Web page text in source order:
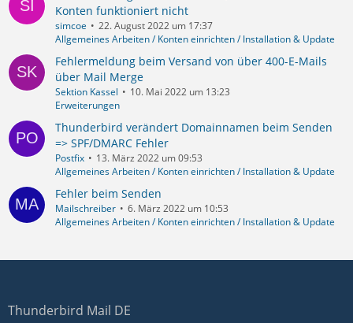
Konten funktioniert nicht
simcoe
22. August 2022 um 17:37
Allgemeines Arbeiten / Konten einrichten / Installation & Update
Fehlermeldung beim Versand von über 400-E-Mails
über Mail Merge
Sektion Kassel
10. Mai 2022 um 13:23
Erweiterungen
Thunderbird verändert Domainnamen beim Senden
=> SPF/DMARC Fehler
Postfix
13. März 2022 um 09:53
Allgemeines Arbeiten / Konten einrichten / Installation & Update
Fehler beim Senden
Mailschreiber
6. März 2022 um 10:53
Allgemeines Arbeiten / Konten einrichten / Installation & Update
Thunderbird Mail DE